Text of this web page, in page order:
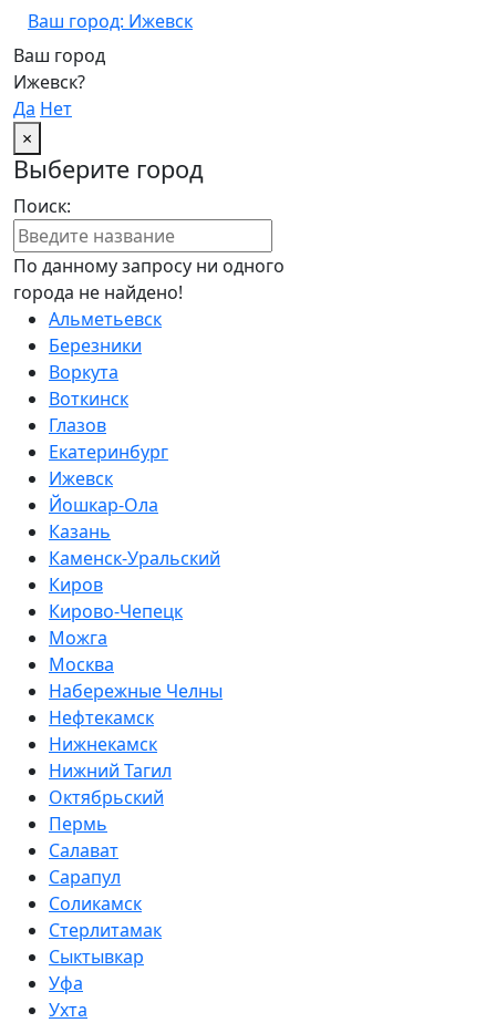
Ваш город: Ижевск
Ваш город
Ижевск?
Да Нет
×
Выберите город
Поиск:
По данному запросу ни одного
города не найдено!
Альметьевск
Березники
Воркута
Воткинск
Глазов
Екатеринбург
Ижевск
Йошкар-Ола
Казань
Каменск-Уральский
Киров
Кирово-Чепецк
Можга
Москва
Набережные Челны
Нефтекамск
Нижнекамск
Нижний Тагил
Октябрьский
Пермь
Салават
Сарапул
Соликамск
Стерлитамак
Сыктывкар
Уфа
Ухта